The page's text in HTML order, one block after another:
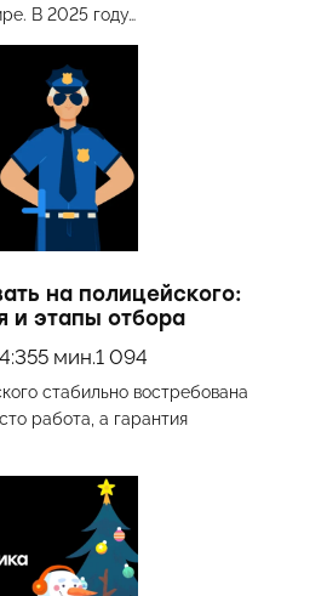
В 2025 году…
на полицейского:
и этапы отбора
5 мин.1 094
стабильно востребована
работа, а гарантия